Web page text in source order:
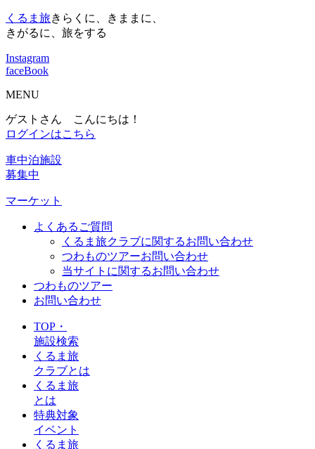
くるま旅きらくに、きままに、
きがるに、旅をする
Instagram
faceBook
MENU
ゲストさん こんにちは！
ログインはこちら
車中泊施設
募集中
マーケット
よくあるご質問
くるま旅クラブに関するお問い合わせ
つわものツアーお問い合わせ
当サイトに関するお問い合わせ
つわものツアー
お問い合わせ
TOP・
施設検索
くるま旅
クラブとは
くるま旅
とは
特典対象
イベント
くるま旅